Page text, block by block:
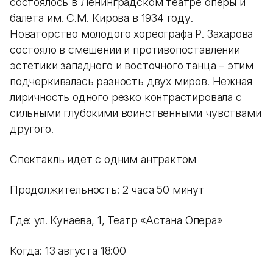
балета им. С.М. Кирова в 1934 году.
Новаторство молодого хореографа Р. Захарова
состояло в смешении и противопоставлении
эстетики западного и восточного танца – этим
подчеркивалась разность двух миров. Нежная
лиричность одного резко контрастировала с
сильными глубокими воинственными чувствами
другого.
Спектакль идет с одним антрактом
Продолжительность: 2 часа 50 минут
Где: ул. Кунаева, 1, Театр «Астана Опера»
Когда: 13 августа 18:00